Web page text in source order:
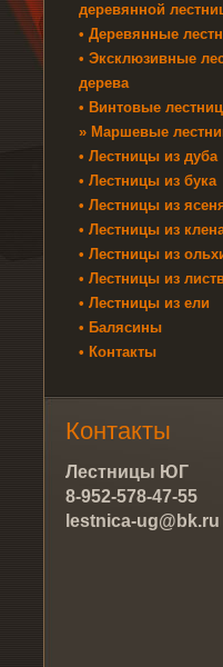
деревянной
• Деревянные
• Эксклюзивные
дерева
• Винтовые
» Маршевые
• Лестницы из дуба
• Лестницы из бука
• Лестницы из
• Лестницы из
• Лестницы из
• Лестницы из
• Лестницы из ели
• Балясины
• Контакты
Контакты
Лестницы ЮГ
8-952-578-47-55
lestnica-ug@bk.ru